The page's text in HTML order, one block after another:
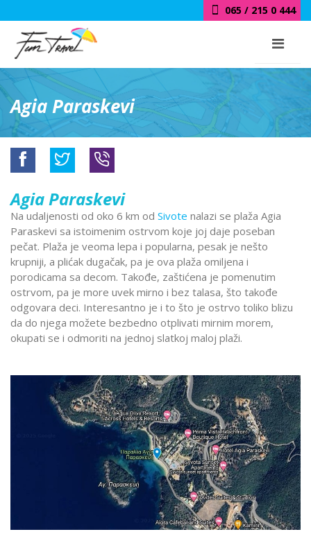
065 / 215 0 444
Agia Paraskevi
Agia Paraskevi
Na udaljenosti od oko 6 km od Sivote nalazi se plaža Agia
Paraskevi sa istoimenim ostrvom koje joj daje poseban
pečat. Plaža je veoma lepa i popularna, pesak je nešto
krupniji, a plićak dugačak, pa je ova plaža omiljena i
porodicama sa decom. Takođe, zaštićena je pomenutim
ostrvom, pa je more uvek mirno i bez talasa, što takođe
odgovara deci. Interesantno je i to što je ostrvo toliko blizu
da do njega možete bezbedno otplivati mirnim morem,
okupati se i odmoriti na jednoj slatkoj maloj plaži.